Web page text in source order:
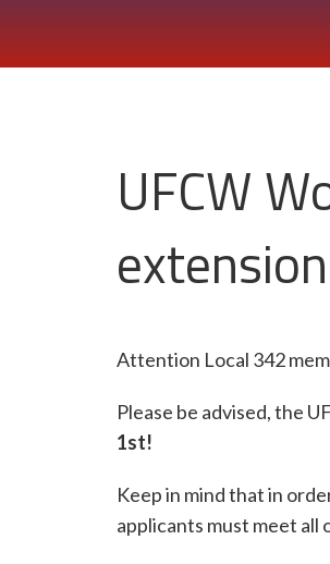
UFCW
Attention Local 342
Please be advised, the
1st!
Keep in mind that in
applicants must meet